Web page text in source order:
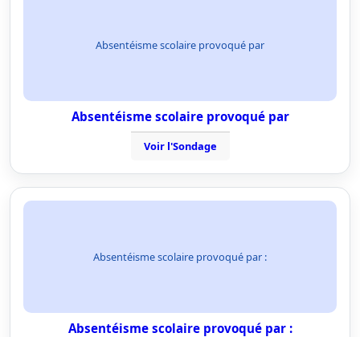
Absentéisme scolaire provoqué par
Absentéisme scolaire provoqué par
Voir l'Sondage
Absentéisme scolaire provoqué par :
Absentéisme scolaire provoqué par :